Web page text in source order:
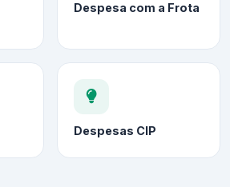
Despesa com a Frota
Despesas CIP